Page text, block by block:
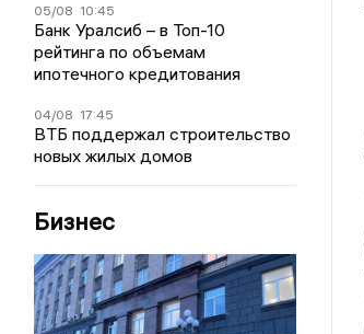
05/08 10:45
Банк Уралсиб – в Топ-10
рейтинга по объемам
ипотечного кредитования
04/08 17:45
ВТБ поддержал строительство
новых жилых домов
Бизнес